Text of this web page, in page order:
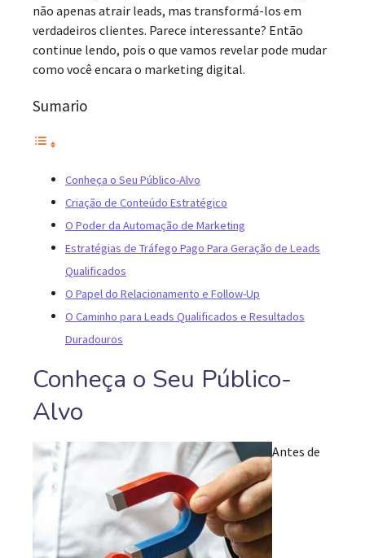
não apenas atrair leads, mas transformá-los em
verdadeiros clientes. Parece interessante? Então
continue lendo, pois o que vamos revelar pode mudar
como você encara o marketing digital.
Sumario
Conheça o Seu Público-Alvo
Criação de Conteúdo Estratégico
O Poder da Automação de Marketing
Estratégias de Tráfego Pago Para Geração de Leads
Qualificados
O Papel do Relacionamento e Follow-Up
O Caminho para Leads Qualificados e Resultados
Duradouros
Conheça o Seu Público-
Alvo
Antes de